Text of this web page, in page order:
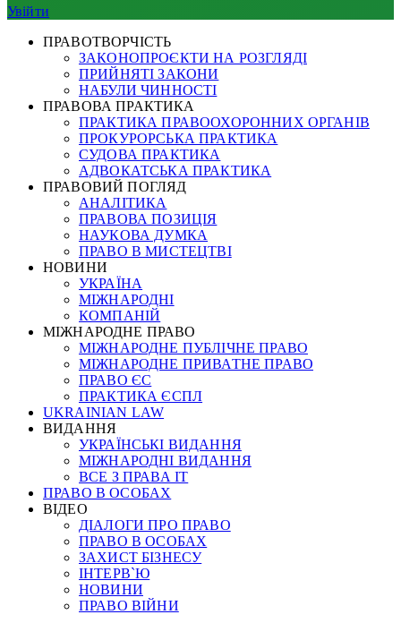
Увійти
ПРАВОТВОРЧІСТЬ
ЗАКОНОПРОЄКТИ НА РОЗГЛЯДІ
ПРИЙНЯТІ ЗАКОНИ
НАБУЛИ ЧИННОСТІ
ПРАВОВА ПРАКТИКА
ПРАКТИКА ПРАВООХОРОННИХ ОРГАНІВ
ПРОКУРОРСЬКА ПРАКТИКА
СУДОВА ПРАКТИКА
АДВОКАТСЬКА ПРАКТИКА
ПРАВОВИЙ ПОГЛЯД
АНАЛІТИКА
ПРАВОВА ПОЗИЦІЯ
НАУКОВА ДУМКА
ПРАВО В МИСТЕЦТВІ
НОВИНИ
УКРАЇНА
МІЖНАРОДНІ
КОМПАНІЙ
МІЖНАРОДНЕ ПРАВО
МІЖНАРОДНЕ ПУБЛІЧНЕ ПРАВО
МІЖНАРОДНЕ ПРИВАТНЕ ПРАВО
ПРАВО ЄС
ПРАКТИКА ЄСПЛ
UKRAINIAN LAW
ВИДАННЯ
УКРАЇНСЬКІ ВИДАННЯ
МІЖНАРОДНІ ВИДАННЯ
ВСЕ З ПРАВА ІТ
ПРАВО В ОСОБАХ
ВІДЕО
ДІАЛОГИ ПРО ПРАВО
ПРАВО В ОСОБАХ
ЗАХИСТ БІЗНЕСУ
ІНТЕРВ`Ю
НОВИНИ
ПРАВО ВІЙНИ